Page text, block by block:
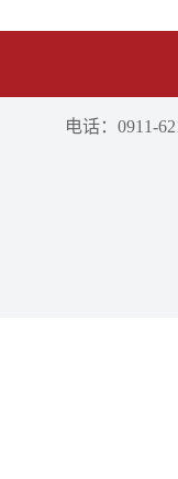
电话：0911-